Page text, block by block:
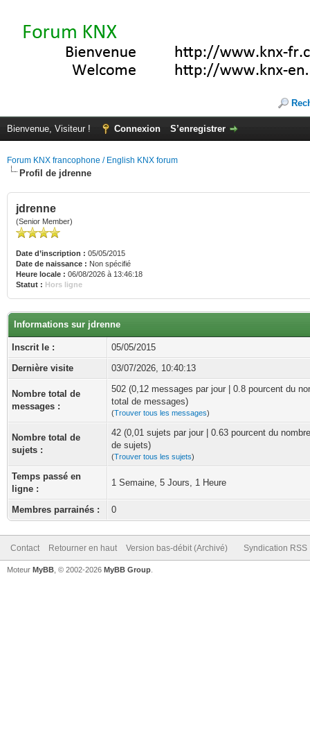
Bienvenue, Visiteur ! Connexion S’enregistrer
Forum KNX francophone / English KNX forum
Profil de jdrenne
jdrenne
(Senior Member)
Date d’inscription : 05/05/2015
Date de naissance : Non spécifié
Heure locale : 06/08/2026 à 13:46:18
Statut : Hors ligne
Informations sur jdrenne
Inscrit le :
05/05/2015
Dernière visite
03/07/2026, 10:40:13
Nombre total de
messages :
502 (0,12 messages par jour | 0.8 pourcent du
total de messages)
(Trouver tous les messages)
Nombre total de
sujets :
42 (0,01 sujets par jour | 0.63 pourcent du
de sujets)
(Trouver tous les sujets)
Temps passé en
ligne :
1 Semaine, 5 Jours, 1 Heure
Membres parrainés : 0
Contact Retourner en haut Version bas-débit (Archivé) Syndication RSS
Moteur MyBB , © 2002-2026 MyBB Group